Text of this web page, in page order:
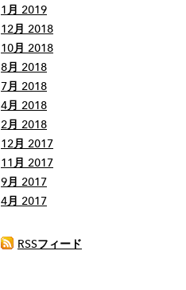
1月 2019
12月 2018
10月 2018
8月 2018
7月 2018
4月 2018
2月 2018
12月 2017
11月 2017
9月 2017
4月 2017
RSSフィード